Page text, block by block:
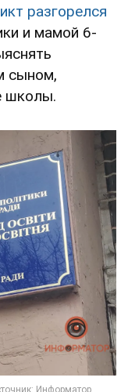
разгорелся
и мамой 6-
сыном,
школы.